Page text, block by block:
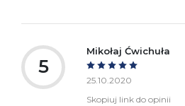
5
Mikołaj Ćwichuła
25.10.2020
Skopiuj link do opinii